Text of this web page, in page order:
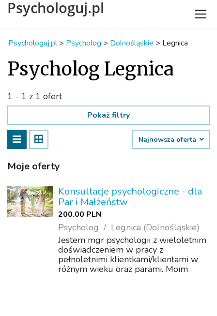
Psychologuj.pl
Psychologuj.pl > Psycholog > Dolnośląskie > Legnica
Psycholog Legnica
1 - 1 z 1 ofert
Pokaż filtry
Najnowsza oferta
Moje oferty
Konsultacje psychologiczne - dla
Par i Małżeństw
200.00 PLN
Psycholog
Legnica (Dolnośląskie)
Jestem mgr psychologii z wieloletnim
doświadczeniem w pracy z
pełnoletnimi klientkami/klientami w
różnym wieku oraz parami. Moim